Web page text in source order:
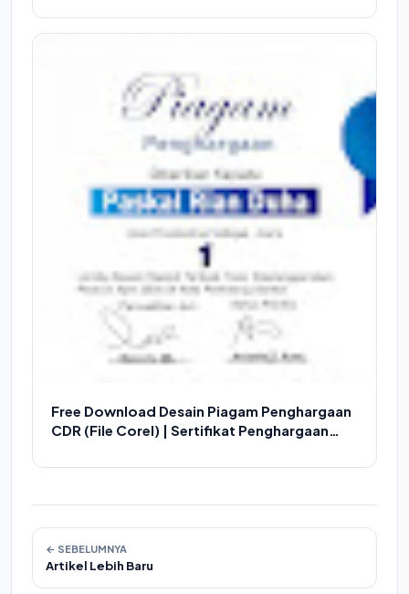
Free Download Desain Piagam Penghargaan
CDR (File Corel) | Sertifikat Penghargaan
← SEBELUMNYA
Artikel Lebih Baru